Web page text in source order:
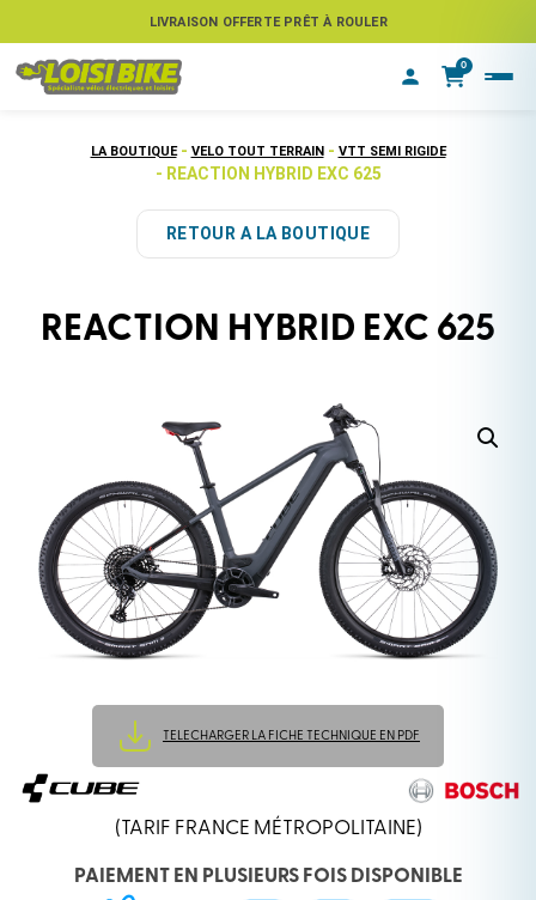
LIVRAISON OFFERTE PRÊT À ROULER
ASSUREZ VOTRE VÉLO CONTRE LE VOL
0
LA BOUTIQUE - VELO TOUT TERRAIN - VTT SEMI RIGIDE
- REACTION HYBRID EXC 625
RETOUR A LA BOUTIQUE
REACTION HYBRID EXC 625
TELECHARGER LA FICHE TECHNIQUE EN PDF
(TARIF FRANCE MÉTROPOLITAINE)
PAIEMENT EN PLUSIEURS FOIS DISPONIBLE